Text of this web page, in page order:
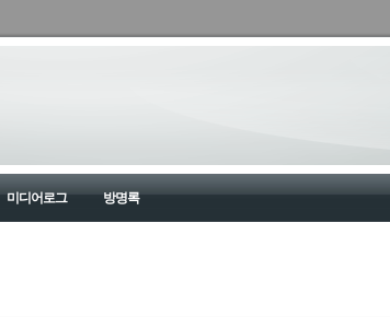
미디어로그 방명록